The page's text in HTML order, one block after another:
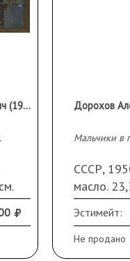
Жук Владимир Климентьевич (1932 г.р.)
Мальчики в
СССР,
масло.
Эстимейт:
Не продано